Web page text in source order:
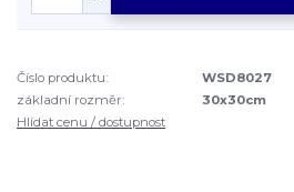
Číslo produktu:
WSD8027
základní rozměr:
30x30cm
Hlídat cenu / dostupnost